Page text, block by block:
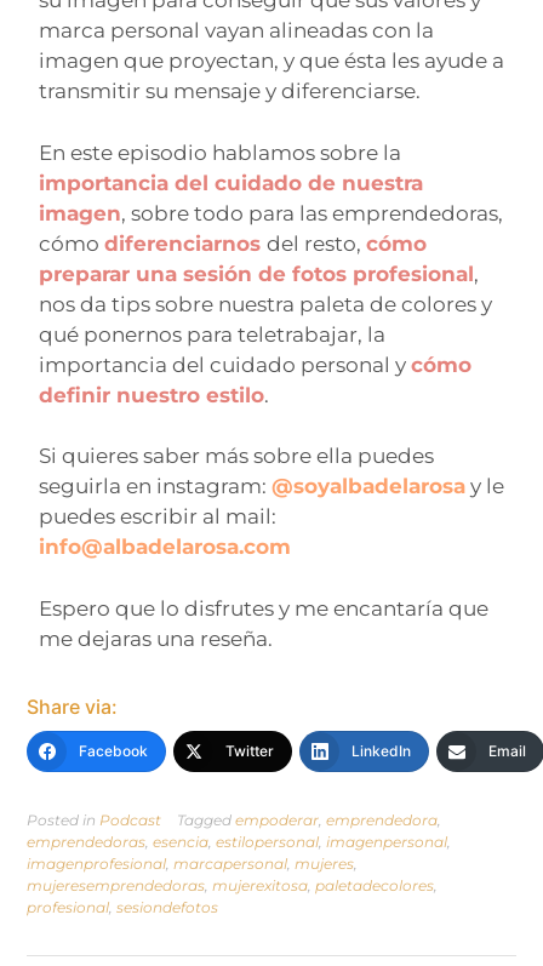
marca personal vayan alineadas con la
imagen que proyectan, y que ésta les ayude a
transmitir su mensaje y diferenciarse.
En este episodio hablamos sobre la
importancia del cuidado de nuestra
imagen, sobre todo para las emprendedoras,
cómo diferenciarnos del resto, cómo
preparar una sesión de fotos profesional,
nos da tips sobre nuestra paleta de colores y
qué ponernos para teletrabajar, la
importancia del cuidado personal y cómo
definir nuestro estilo.
Si quieres saber más sobre ella puedes
seguirla en instagram: @soyalbadelarosa y le
puedes escribir al mail:
info@albadelarosa.com
Espero que lo disfrutes y me encantaría que
me dejaras una reseña.
Share via:
Facebook Twitter LinkedIn Email
Posted in Podcast Tagged empoderar emprendedora
emprendedoras esencia estilopersonal imagenpersonal
imagenprofesional marcapersonal mujeres
mujeresemprendedoras mujerexitosa paletadecolores
profesional sesiondefotos